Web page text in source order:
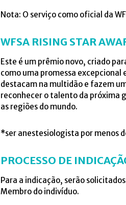
Nota: O serviço como oficial da
WFSA RISING STAR
Este é um prêmio novo, criado
como uma promessa
destacam na multidão e fazem
reconhecer o talento da próxima
as regiões do mundo.
*ser anestesiologista por menos
PROCESSO DE
Para a indicação, serão
Membro do indivíduo.